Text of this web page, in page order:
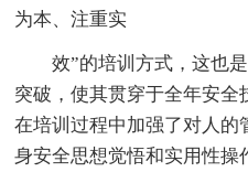
为本、注重实
效”的培训方式，这也
突破，使其贯穿于全年安
在培训过程中加强了对人的
身安全思想觉悟和实用性操